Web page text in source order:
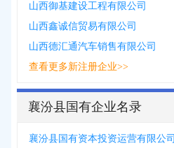
山西御基建设工程有限公司
山西鑫诚信贸易有限公司
山西德汇通汽车销售有限公司
查看更多新注册企业>>
襄汾县国有企业名录
襄汾县国有资本投资运营有限公司